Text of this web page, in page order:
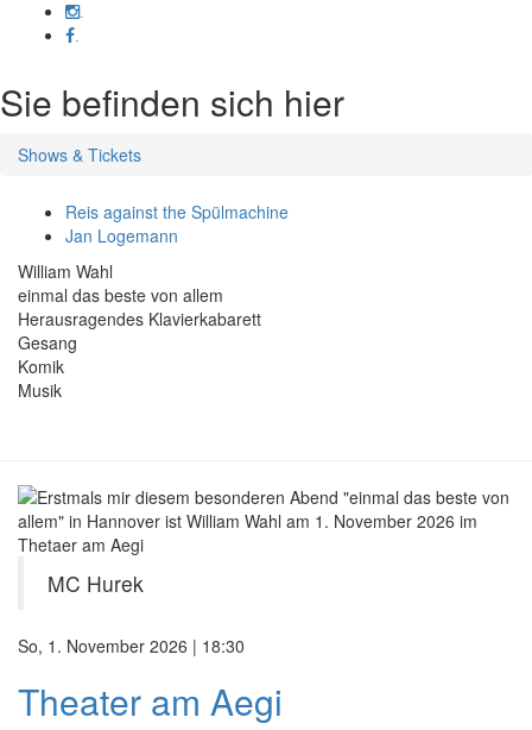
.
Sie befinden sich hier
Shows & Tickets
Reis against the Spülmachine
Jan Logemann
William Wahl
einmal das beste von allem
Herausragendes Klavierkabarett
Gesang
Komik
Musik
MC Hurek
So, 1. November 2026 | 18:30
Theater am Aegi